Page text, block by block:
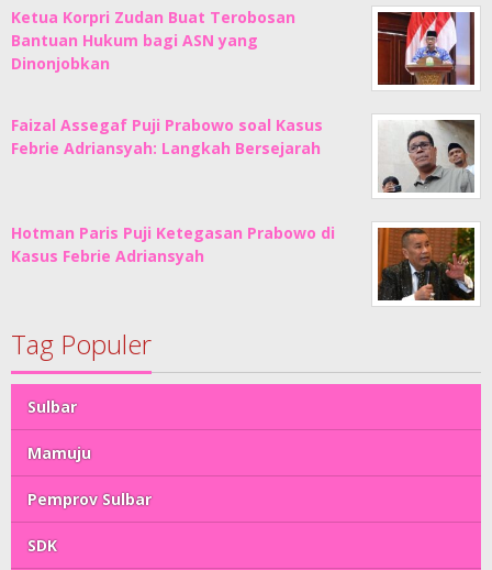
Ketua Korpri Zudan Buat Terobosan
Bantuan Hukum bagi ASN yang
Dinonjobkan
Faizal Assegaf Puji Prabowo soal Kasus
Febrie Adriansyah: Langkah Bersejarah
Hotman Paris Puji Ketegasan Prabowo di
Kasus Febrie Adriansyah
Tag Populer
Sulbar
Mamuju
Pemprov Sulbar
SDK